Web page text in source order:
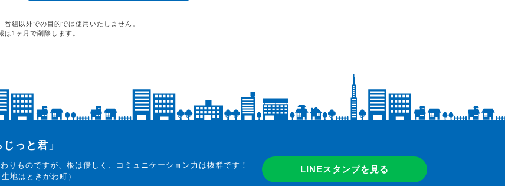
組以外での目的では使用いたしません。
1ヶ月で削除します。
っと君」
りものですが、根は優しく、コミュニケーション力は抜群です！
地はときがわ町）
LINEスタンプを見る